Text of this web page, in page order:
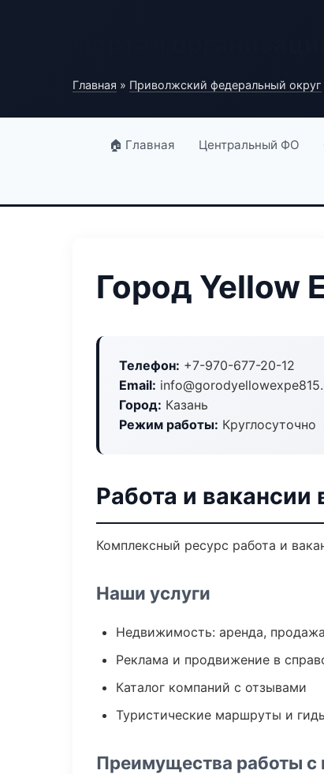
Главная » Приволжский федеральный округ
🏠 Главная Центральный ФО
Город Yellow
Телефон: +7-970-677-20-12
Email:
Город: Казань
Режим работы: Круглосуточно
Работа и вакансии
Комплексный ресурс работа и
Наши услуги
Недвижимость: аренда, продажа
Реклама и продвижение в
Каталог компаний с отзывами
Туристические маршруты и
Преимущества работы с